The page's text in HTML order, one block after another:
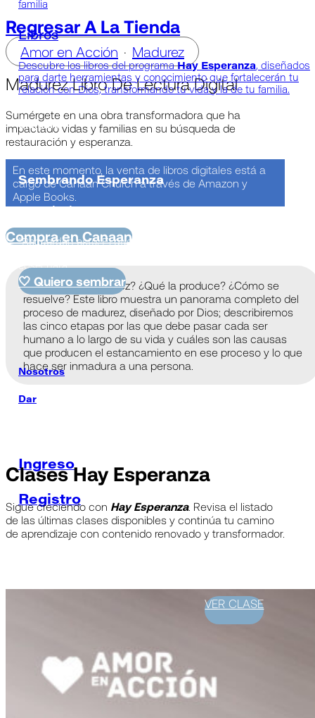
familia
Libros
Descubre los libros del programaHay Esperanza, diseñados
para darte herramientas y conocimiento que fortalecerán tu
relación con Dios, transformando tu vida y la de tu familia.
Siembra
Sembrando Esperanza
“Recuerden esto: El que siembra escasamente, escasamente
cosechará”
🤍 Quiero sembrar
Nosotros
Dar
Ingreso
Registro
Regresar A La Tienda
Amor en Acción · Madurez
Madurez Libro De Lectura Digital
Sumérgete en una obra transformadora que ha
impactado vidas y familias en su búsqueda de
restauración y esperanza.
En este momento, la venta de libros digitales está a
cargo de Canaan Church a través de Amazon y
Apple Books.
Compra en Canaan
¿Qué es la inmadurez? ¿Qué la produce? ¿Cómo se
resuelve? Este libro muestra un panorama completo del
proceso de madurez, diseñado por Dios; describiremos
las cinco etapas por las que debe pasar cada ser
humano a lo largo de su vida y cuáles son las causas
que producen el estancamiento en ese proceso y lo que
hace ser inmadura a una persona.
Clases Hay Esperanza
Sigue creciendo con Hay Esperanza. Revisa el listado
de las últimas clases disponibles y continúa tu camino
de aprendizaje con contenido renovado y transformador.
VER CLASE